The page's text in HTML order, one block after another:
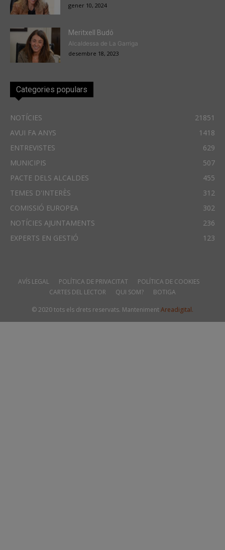
gener 10, 2024
Meritxell Budó
Alcaldessa de La Garriga
desembre 18, 2023
Categories populars
NOTÍCIES
21851
AVUI FA ANYS
1418
ENTREVISTES
629
MUNICIPIS
507
PACTE DELS ALCALDES
455
TEMES D'INTERÈS
312
COMISSIÓ EUROPEA
302
NOTÍCIES AJUNTAMENTS
236
EXPERTS EN GESTIÓ
123
AVÍS LEGAL POLÍTICA DE PRIVACITAT
POLÍTICA DE COOKIES
CARTES DEL LECTOR
QUI SOM? BOTIGA
© 2020 tots els drets reservats. MantenimentAreadigital.